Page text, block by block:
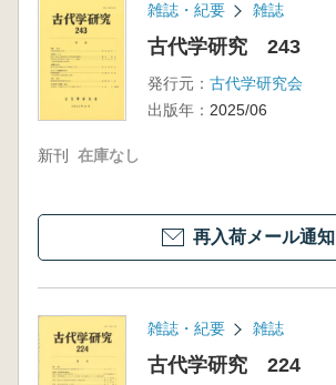
雑誌・紀要 雑誌
古代学研究 243
発行元： 古代学研究会
出版年： 2025/06
新刊 在庫なし
再入荷メール通知
雑誌・紀要 雑誌
古代学研究 224